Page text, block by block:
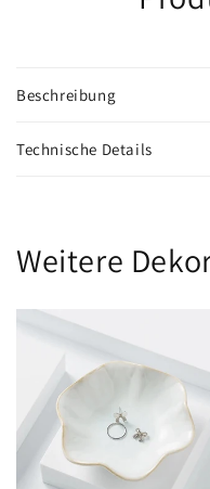
Beschreibung
Technische Details
Weitere